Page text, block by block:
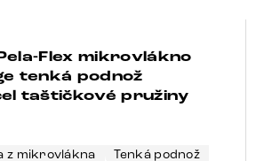
Flex mikrovlákno
tenká podnož
taštičkové pružiny
z mikrovlákna
Tenká podnož